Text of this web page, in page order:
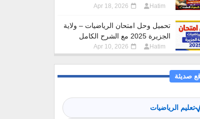
Hatim
Apr 18, 2026
تحميل وحل امتحان الرياضيات – ولاية
الجزيرة 2025 مع الشرح الكامل
Hatim
Apr 10, 2026
صديثة
تعليم الرياضيات